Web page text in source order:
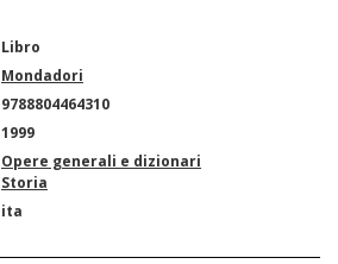
Libro
Mondadori
9788804464310
1999
Opere generali e dizionari
Storia
ita